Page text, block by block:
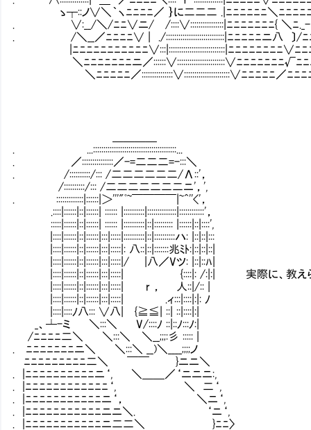
ゝ┬::ノ∨＼｀ヽﾆﾆﾆﾆ／ ｝に二二二 .|ﾆﾆﾆﾆﾆﾆ＼ﾆﾆﾆﾆ
. ∨:__/＼/ﾆﾆ∨ニ/ /::::∨::::::::::::::::|ﾆﾆﾆﾆﾆﾆﾆ{ ＼ﾆ
. /＼__／ﾆﾆﾆﾆ∨ | ./::::::::::::::::::::::::::::|ﾆﾆﾆﾆﾆニ八 〕/ﾆﾆ
|ﾆﾆﾆﾆﾆﾆﾆﾆﾆﾆﾆ∨:::|:::::::::::::::::::::::::::|ﾆﾆﾆﾆﾆﾆﾆﾆ∨ﾆﾆ
＼ﾆﾆﾆﾆﾆﾆﾆニ／::::::∨:::::::::::::::::::::::∨ﾆﾆﾆﾆﾆﾆﾆ√
＼ﾆﾆﾆﾆﾆ／:::::::::::::::∨::::::::::::::::::::::∨ﾆﾆﾆﾆﾆ／
. ...::::::::::::::::::::::::::::::::::::::::...
. ／:::::::::::::::／-=二二二=-:::＼
. /::::::::::/::: /二二二二二二/Λ::'，
/::::::::::/::: /二二二二二二二ニ'，',
. :::::::::::::|::::::|＞'''"ﾟ~￣￣￣￣|~^''<'，
.::::|::::::|::|::::::| :::::: |::::::::::|::::::::::::::|::::::::::::'，
:::::|::::::|::|::::::| :::::: |::::::::::|::|::::::::: |::::::|::|::::',
|::::|::::::|::|::::::|:::|:::::|::::::::::|::|::::::::::ハ: |::|::|:::
|::::|::::::|::|::::::|:::|:::::|: 八::|::|:::::::兆ﾐﾄ:|::|::|::|
|::::|::::::|::|::::::|:::|:::::|/ |八／Vツ: |::|::ﾊ|
|::::|::::::|::|::::::|:::|:::::| {::::|: /:|:| 実際に、教えられ
|::::|::::::|::|::::::|:::|:::::| r ， 人::|/:: |
|::::|::::::|::|::::::|:::|:::::| .ィ:::|::::|:|: ﾉ
|::::|::::ﾉ八::: ∨八| {≧≦| ::| ::|::::|:|
_、┴-ミ ＼:::＼ V/::::ﾉ ::|::ﾉ:::ﾉ:|
/ﾆﾆﾆﾆ二＼ ＼:::＼ ＼__;;;:彡 ::::: |
. ﾆﾆﾆﾆﾆﾆﾆニ＼ ＼:::＼ __)＼____;;;;ノ
ﾆﾆﾆﾆﾆﾆﾆﾆﾆ二＼ ￣￣ }ニニ＼
. |ﾆﾆﾆﾆﾆﾆﾆﾆﾆﾆニ‘, ＼＿＿／‘ニニニ:,
. |ﾆﾆﾆﾆﾆﾆﾆﾆﾆﾆﾆﾆ‘, ＼ 二‘,
. |ﾆﾆﾆﾆﾆﾆﾆﾆﾆﾆﾆニ‘， ＼ニ‘,
. |ﾆﾆﾆﾆﾆﾆﾆﾆﾆﾆﾆニニ＼. ‘ニ‘,
. |ﾆﾆﾆﾆﾆﾆﾆﾆﾆﾆﾆニ二二＼ }ﾆﾆ〉